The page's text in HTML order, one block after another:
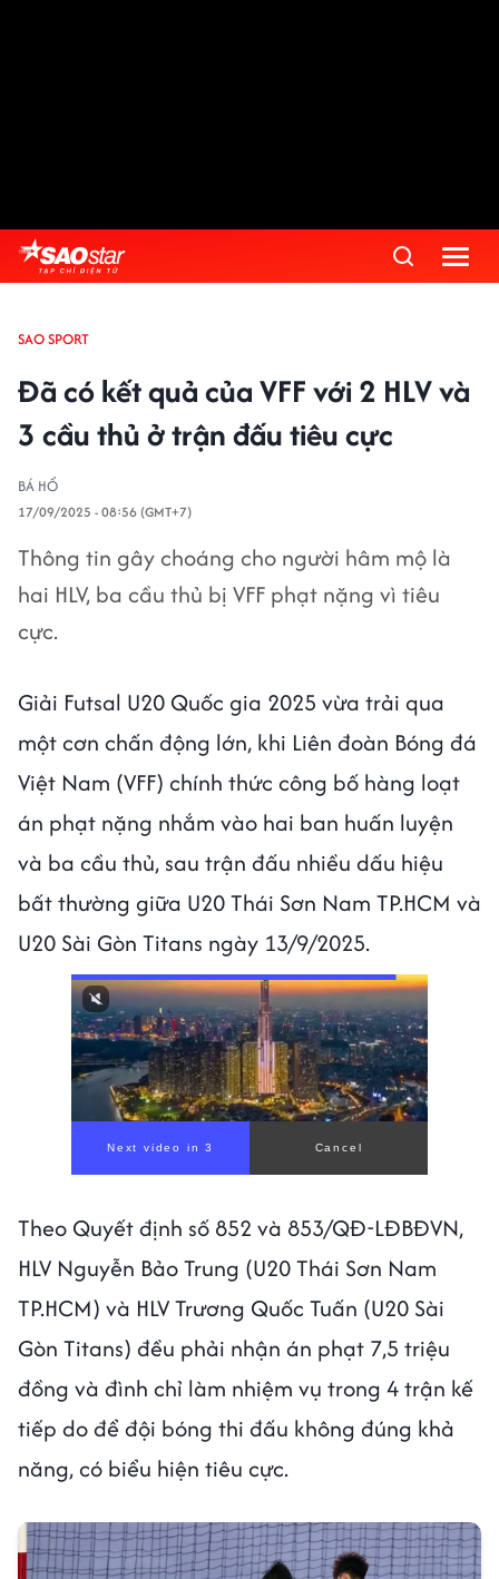
SAO SPORT
Đã có kết quả của VFF với 2 HLV và
3 cầu thủ ở trận đấu tiêu cực
BÁ HỔ
17/09/2025 - 08:56 (GMT+7)
Thông tin gây choáng cho người hâm mộ là
hai HLV, ba cầu thủ bị VFF phạt nặng vì tiêu
cực.
Giải Futsal U20 Quốc gia 2025 vừa trải qua
một cơn chấn động lớn, khi Liên đoàn Bóng đá
Việt Nam (VFF) chính thức công bố hàng loạt
án phạt nặng nhắm vào hai ban huấn luyện
và ba cầu thủ, sau trận đấu nhiều dấu hiệu
bất thường giữa U20 Thái Sơn Nam TP.HCM và
U20 Sài Gòn Titans ngày 13/9/2025.
Theo Quyết định số 852 và 853/QĐ-LĐBĐVN,
HLV Nguyễn Bảo Trung (U20 Thái Sơn Nam
TP.HCM) và HLV Trương Quốc Tuấn (U20 Sài
Gòn Titans) đều phải nhận án phạt 7,5 triệu
đồng và đình chỉ làm nhiệm vụ trong 4 trận kế
tiếp do để đội bóng thi đấu không đúng khả
năng, có biểu hiện tiêu cực.